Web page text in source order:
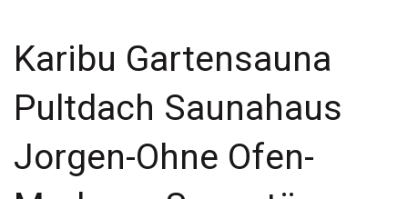
Karibu Gartensauna
Pultdach Saunahaus
Jorgen-Ohne Ofen-